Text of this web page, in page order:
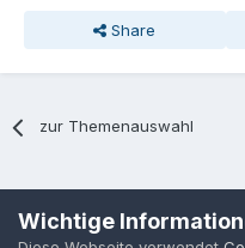
Share
zur Themenauswahl
Wichtige